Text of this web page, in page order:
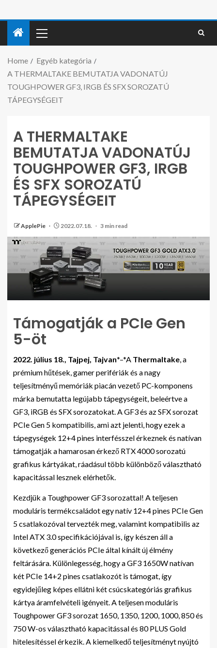
Home
Egyéb kategória
A THERMALTAKE BEMUTATJA VADONATÚJ
TOUGHPOWER GF3, IRGB ÉS SFX SOROZATÚ
TÁPEGYSÉGEIT
A THERMALTAKE
BEMUTATJA VADONATÚJ
TOUGHPOWER GF3, IRGB
ÉS SFX SOROZATÚ
TÁPEGYSÉGEIT
ApplePie 2022.07.18. 3 min read
Támogatják a PCIe Gen
5-öt
2022. július 18., Tajpej, Tajvan*–*A Thermaltake , a
prémium hűtések, gamer perifériák és a nagy
teljesítményű memóriák piacán vezető PC-komponens
márka bemutatta legújabb tápegységeit, beleértve a
GF3, iRGB és SFX sorozatokat. A GF3 és az SFX sorozat
PCIe Gen 5 kompatibilis, ami azt jelenti, hogy ezek a
tápegységek 12+4 pines interfésszel érkeznek és natívan
támogatják a hamarosan érkező RTX 4000 sorozatú
grafikus kártyákat, ráadásul több különböző választható
kapacitással lesznek elérhetők.
Kezdjük a Toughpower GF3 sorozattal! A teljesen
moduláris termékcsaládot egy natív 12+4 pines PCIe Gen
5 csatlakozóval tervezték meg, valamint kompatibilis az
Intel ATX 3.0 specifikációjával is, így készen áll a
következő generációs PCIe által kínált új élmény
feltárására. Különlegesség, hogy a GF3 1650W natívan
két PCIe 14+2 pines csatlakozót is támogat, így
egyidejűleg képes ellátni két csúcskategóriás grafikus
kártya áramfelvételi igényeit. A teljesen moduláris
Toughpower GF3 sorozat 1650, 1350, 1200, 1000, 850 és
750 W-os választható kapacitással és 80 PLUS Gold
hitelesítéssel érkezik. A kiemelkedő teljesítményt nyújtó